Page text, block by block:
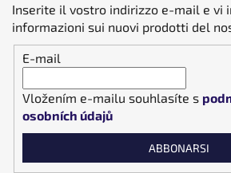
Inserite il vostro indirizzo e-mail e vi
informazioni sui nuovi prodotti del
E-mail
Vložením e-mailu souhlasíte s
osobních údajů
ABBONARSI